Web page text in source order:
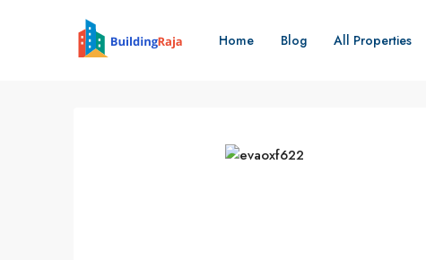
Home Blog All Properties